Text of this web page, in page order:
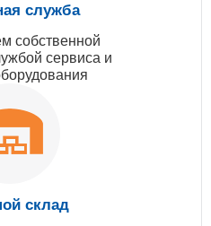
служба
собственной
сервиса и
склад